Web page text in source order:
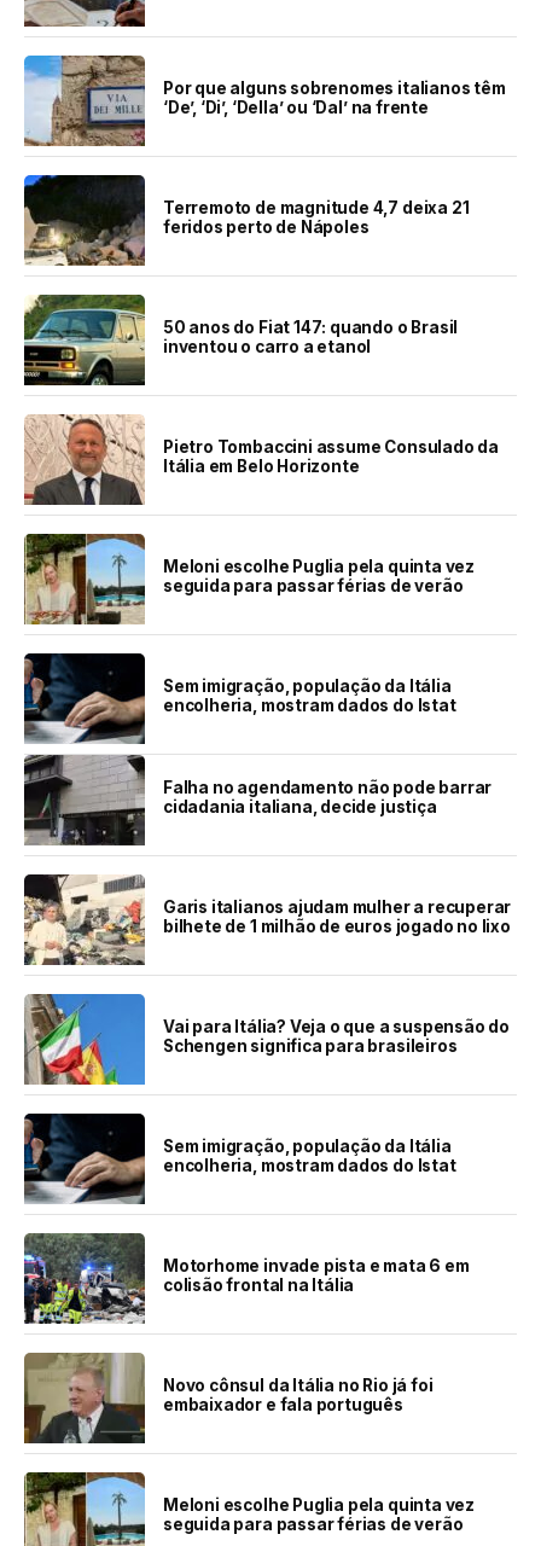
Por que alguns sobrenomes italianos têm
‘De’, ‘Di’, ‘Della’ ou ‘Dal’ na frente
Terremoto de magnitude 4,7 deixa 21
feridos perto de Nápoles
50 anos do Fiat 147: quando o Brasil
inventou o carro a etanol
Pietro Tombaccini assume Consulado da
Itália em Belo Horizonte
Meloni escolhe Puglia pela quinta vez
seguida para passar férias de verão
Sem imigração, população da Itália
encolheria, mostram dados do Istat
Falha no agendamento não pode barrar
cidadania italiana, decide justiça
Garis italianos ajudam mulher a recuperar
bilhete de 1 milhão de euros jogado no lixo
Vai para Itália? Veja o que a suspensão do
Schengen significa para brasileiros
Sem imigração, população da Itália
encolheria, mostram dados do Istat
Motorhome invade pista e mata 6 em
colisão frontal na Itália
Novo cônsul da Itália no Rio já foi
embaixador e fala português
Meloni escolhe Puglia pela quinta vez
seguida para passar férias de verão